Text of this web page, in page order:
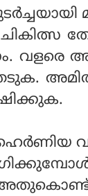
വളരെ